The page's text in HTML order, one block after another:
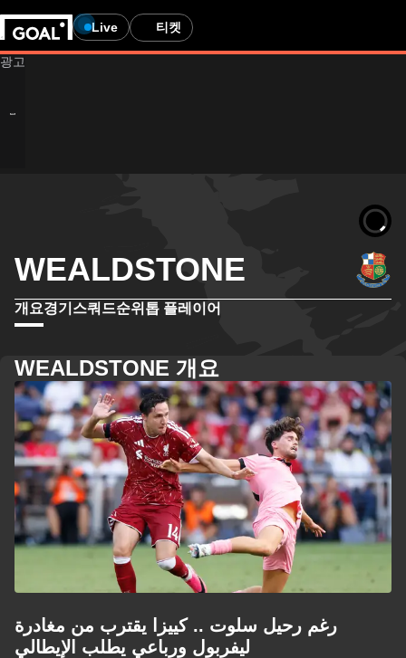
Live 티켓
WEALDSTONE
개요경기 스쿼드순위 톱 플레이어
WEALDSTONE 개요
رغم رحيل سلوت .. كييزا يقترب من مغادرة
ليفربول ورباعي يطلب الإيطالي